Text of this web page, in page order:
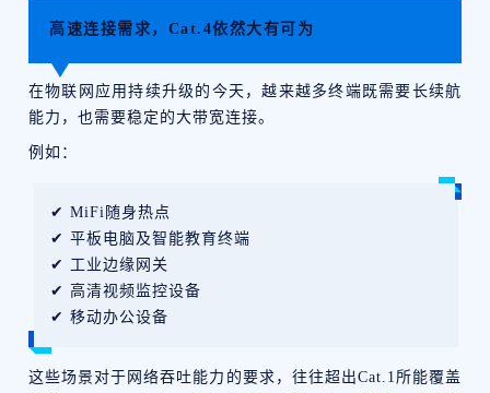
高速连接需求，Cat.4依然大有可为
在物联网应用持续升级的今天，越来越多终端既需要长续航
能力，也需要稳定的大带宽连接。
例如：
✔ MiFi随身热点
✔ 平板电脑及智能教育终端
✔ 工业边缘网关
✔ 高清视频监控设备
✔ 移动办公设备
这些场景对于网络吞吐能力的要求，往往超出Cat.1所能覆盖